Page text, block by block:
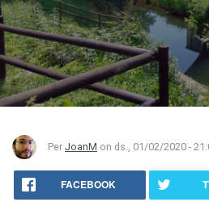
Per JoanM on ds., 01/02/2020 -
FACEBOOK